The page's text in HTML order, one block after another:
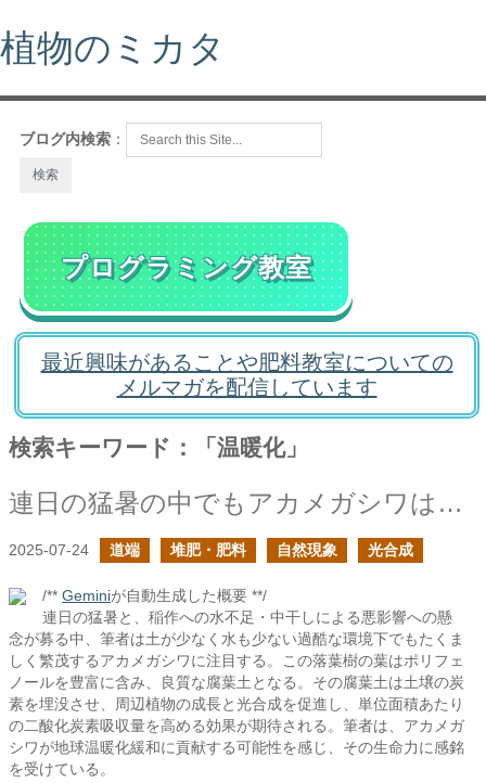
植物のミカタ
ブログ内検索 ：
プログラミング教室
最近興味があることや肥料教室についての
メルマガを配信しています
検索キーワード：「温暖化」
連日の猛暑の中でもアカメガシワは元気だな
2025-07-24 道端 堆肥・肥料 自然現象 光合成
/** Geminiが自動生成した概要 **/
連日の猛暑と、稲作への水不足・中干しによる悪影響への懸
念が募る中、筆者は土が少なく水も少ない過酷な環境下でもたくま
しく繁茂するアカメガシワに注目する。この落葉樹の葉はポリフェ
ノールを豊富に含み、良質な腐葉土となる。その腐葉土は土壌の炭
素を埋没させ、周辺植物の成長と光合成を促進し、単位面積あたり
の二酸化炭素吸収量を高める効果が期待される。筆者は、アカメガ
シワが地球温暖化緩和に貢献する可能性を感じ、その生命力に感銘
を受けている。